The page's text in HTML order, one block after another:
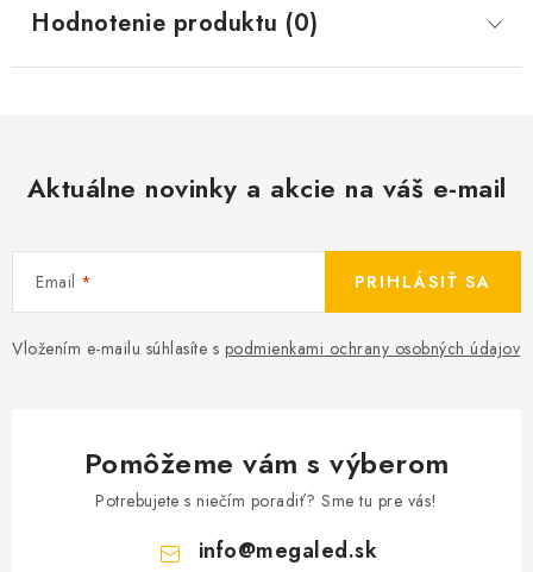
Hodnotenie produktu (0)
Aktuálne novinky a akcie na váš e-mail
Email
Vložením e-mailu súhlasíte s podmienkami ochrany osobných údajov
PRIHLÁSIŤ SA
Pomôžeme vám s výberom
Potrebujete s niečím poradiť? Sme tu pre vás!
info@megaled.sk